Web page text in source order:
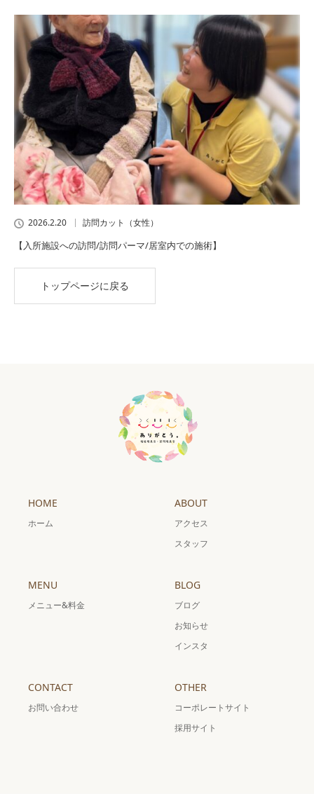
2026.2.20 訪問カット（女性）
【入所施設への訪問/訪問パーマ/居室内での施術】
トップページに戻る
HOME
ホーム
ABOUT
アクセス
スタッフ
MENU
メニュー&料金
BLOG
ブログ
お知らせ
インスタ
CONTACT
お問い合わせ
OTHER
コーポレートサイト
採用サイト